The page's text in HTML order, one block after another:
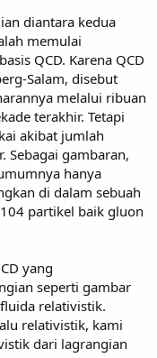
diantara kedua
memulai
QCD. Karena QCD
Salam, disebut
melalui ribuan
terakhir. Tetapi
akibat jumlah
Sebagai gambaran,
hanya
di dalam sebuah
partikel baik gluon
yang
seperti gambar
relativistik.
relativistik, kami
dari lagrangian